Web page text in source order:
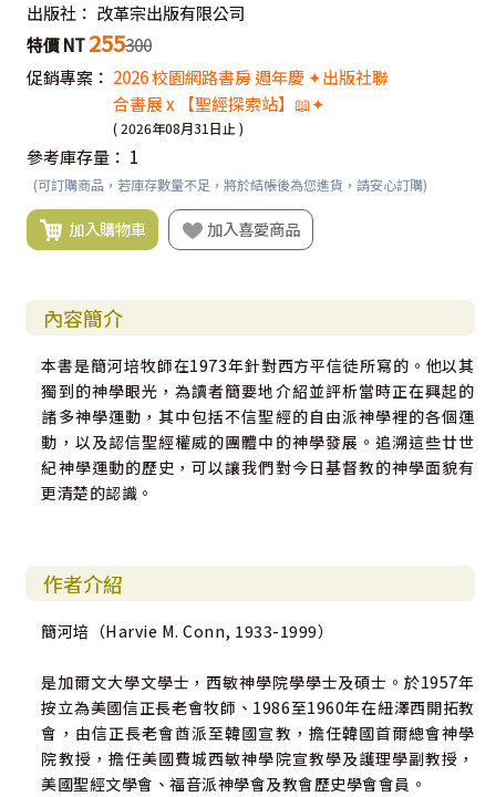
出版社： 改革宗出版有限公司
特價 NT 255300
促銷專案： 2026 校園網路書房 週年慶 ✦出版社聯
合書展 x 【聖經探索站】📖✦
( 2026年08月31日止 )
參考庫存量： 1
(可訂購商品，若庫存數量不足，將於結帳後為您進貨，請安心訂購)
加入購物車 加入喜愛商品
內容簡介
本書是簡河培牧師在1973年針對西方平信徒所寫的。他以其
獨到的神學眼光，為讀者簡要地介紹並評析當時正在興起的
諸多神學運動，其中包括不信聖經的自由派神學裡的各個運
動，以及認信聖經權威的團體中的神學發展。追溯這些廿世
紀神學運動的歷史，可以讓我們對今日基督教的神學面貌有
更清楚的認識。
作者介紹
簡河培（Harvie M. Conn, 1933-1999）
是加爾文大學文學士，西敏神學院學學士及碩士。於1957年
按立為美國信正長老會牧師、1986至1960年在紐澤西開拓教
會，由信正長老會酋派至韓國宣教，擔任韓國首爾總會神學
院教授，擔任美國費城西敏神學院宣教學及護理學副教授，
美國聖經文學會、福音派神學會及教會歷史學會會員。